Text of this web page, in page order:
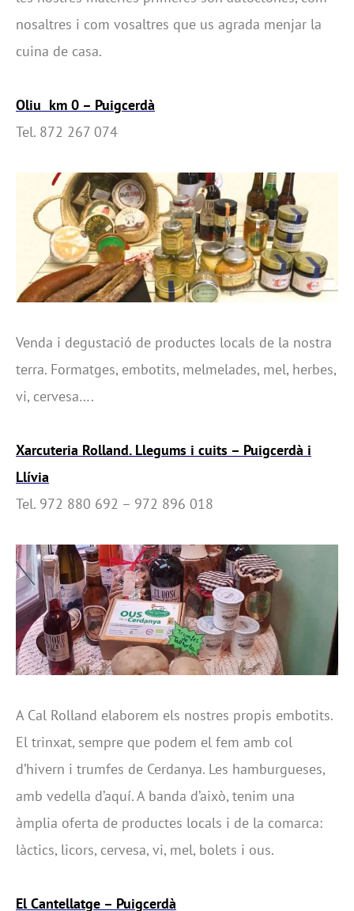
nosaltres i com vosaltres que us agrada menjar la
cuina de casa.
Oliu km 0 – Puigcerdà
Tel. 872 267 074
Venda i degustació de productes locals de la nostra
terra. Formatges, embotits, melmelades, mel, herbes,
vi, cervesa….
Xarcuteria Rolland. Llegums i cuits – Puigcerdà i
Llívia
Tel. 972 880 692 – 972 896 018
A Cal Rolland elaborem els nostres propis embotits.
El trinxat, sempre que podem el fem amb col
d’hivern i trumfes de Cerdanya. Les hamburgueses,
amb vedella d’aquí. A banda d’això, tenim una
àmplia oferta de productes locals i de la comarca:
làctics, licors, cervesa, vi, mel, bolets i ous.
El Cantellatge – Puigcerdà